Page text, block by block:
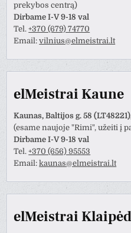
prekybos centrą)
Dirbame I-V 9-18 val
Tel.+370 (679) 74770
Email:vilnius@elmeistrai.lt
elMeistrai Kaune
Kaunas, Baltijos g. 58
(esame naujoje "Rimi", užeiti į
Dirbame I-V 9-18 val
Tel.+370 (656) 95553
Email:kaunas@elmeistrai.lt
elMeistrai